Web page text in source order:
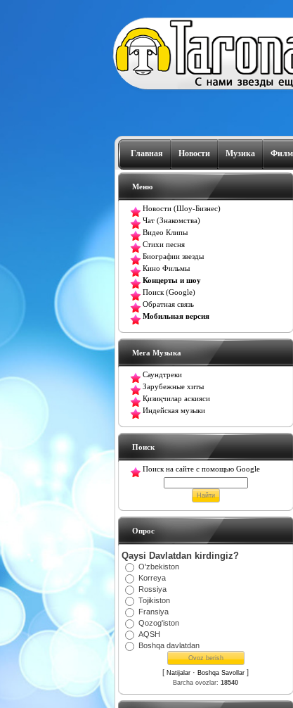
Главная Новости Музика
Меню
Новости (Шоу-Бизнес)
Чат (Знакомства)
Видео Клипы
Стихи песня
Биографии звезды
Кино Фильмы
Концерты и шоу
Поиск (Google)
Обратная связь
Мобильная версия
Мега Музыка
Саундтреки
Зарубежные хиты
Қизиқчилар аскияси
Индейская музыки
Поиск
Поиск на сайте с помощью Google
Oпрос
Qaysi Davlatdan kirdingiz?
O'zbekiston
Korreya
Rossiya
Tojikiston
Fransiya
Qozog'iston
AQSH
Boshqa davlatdan
[ Natijalar · Boshqa Savollar ]
Barcha ovozlar: 18540